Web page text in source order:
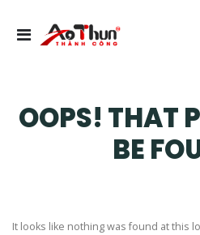
OOPS! THAT
BE
It looks like nothing was found at this